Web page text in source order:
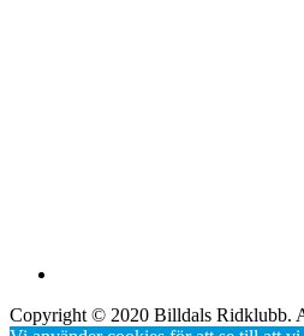
Copyright © 2020 Billdals Ridklubb.